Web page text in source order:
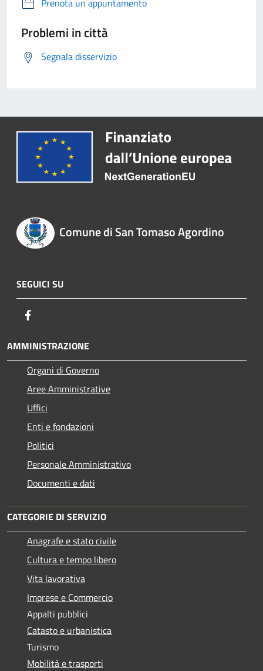
Prenota un appuntamento
Problemi in città
Segnala disservizio
Comune di San Tomaso Agordino
SEGUICI SU
AMMINISTRAZIONE
Organi di Governo
Aree Amministrative
Uffici
Enti e fondazioni
Politici
Personale Amministrativo
Documenti e dati
CATEGORIE DI SERVIZIO
Anagrafe e stato civile
Cultura e tempo libero
Vita lavorativa
Imprese e Commercio
Appalti pubblici
Catasto e urbanistica
Turismo
Mobilità e trasporti